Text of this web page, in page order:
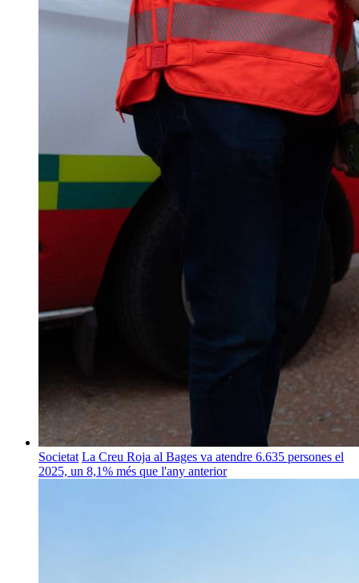
Societat La Creu Roja al Bages va atendre 6.635 persones el
2025, un 8,1% més que l'any anterior